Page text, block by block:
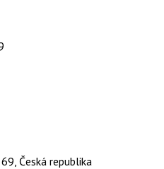
Česká republika